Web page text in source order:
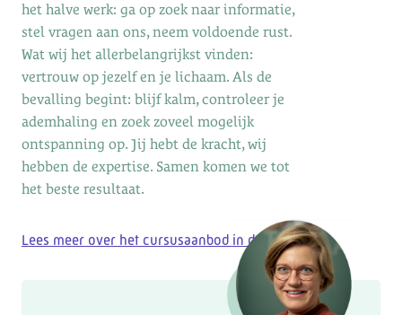
het halve werk: ga op zoek naar informatie,
stel vragen aan ons, neem voldoende rust.
Wat wij het allerbelangrijkst vinden:
vertrouw op jezelf en je lichaam. Als de
bevalling begint: blijf kalm, controleer je
ademhaling en zoek zoveel mogelijk
ontspanning op. Jij hebt de kracht, wij
hebben de expertise. Samen komen we tot
het beste resultaat.
Lees meer over het cursusaanbod in de regio